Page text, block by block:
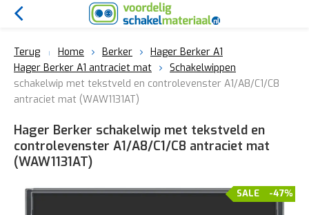
Terug Home Berker
Hager Berker A1
Hager Berker A1 antraciet mat
Schakelwippen
schakelwip met tekstveld en controlevenster A1/A8/C1/C8
antraciet mat (WAW1131AT)
Hager Berker schakelwip met tekstveld en
controlevenster A1/A8/C1/C8 antraciet mat
(WAW1131AT)
-47%
SALE